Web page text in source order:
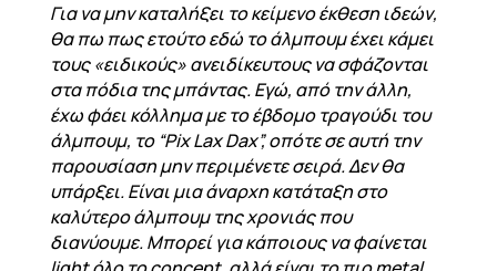
Για να μην καταλήξει το κείμενο έκθεση ιδεών,
θα πω πως ετούτο εδώ το άλμπουμ έχει κάμει
τους «ειδικούς» ανειδίκευτους να σφάζονται
στα πόδια της μπάντας. Εγώ, από την άλλη,
έχω φάει κόλλημα με το έβδομο τραγούδι του
άλμπουμ, το “Pix Lax Dax”, οπότε σε αυτή την
παρουσίαση μην περιμένετε σειρά. Δεν θα
υπάρξει. Είναι μια άναρχη κατάταξη στο
καλύτερο άλμπουμ της χρονιάς που
διανύουμε. Μπορεί για κάποιους να φαίνεται